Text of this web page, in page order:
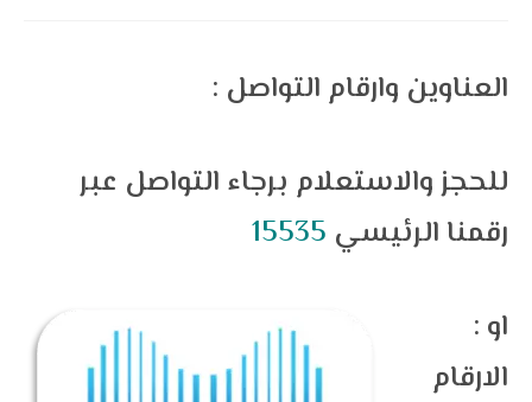
: العناوين وارقام التواصل
للحجز والاستعلام برجاء التواصل عبر
رقمنا الرئيسي 15535
: او
الارقام